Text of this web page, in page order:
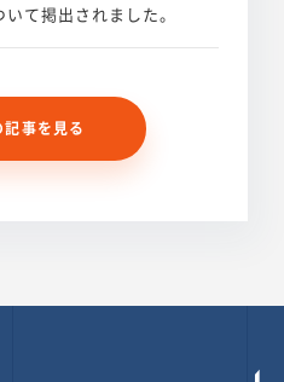
て掲出されました。
記事を見る